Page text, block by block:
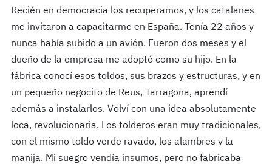
Recién en democracia los recuperamos, y los catalanes
me invitaron a capacitarme en España. Tenía 22 años y
nunca había subido a un avión. Fueron dos meses y el
dueño de la empresa me adoptó como su hijo. En la
fábrica conocí esos toldos, sus brazos y estructuras, y en
un pequeño negocito de Reus, Tarragona, aprendí
además a instalarlos. Volví con una idea absolutamente
loca, revolucionaria. Los tolderos eran muy tradicionales,
con el mismo toldo verde rayado, los alambres y la
manija. Mi suegro vendía insumos, pero no fabricaba